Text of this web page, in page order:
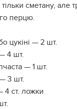
сметану, але
перцю.
цукіні — 2 шт.
4 шт.
— 1 шт.
3 шт.
ст. ложки